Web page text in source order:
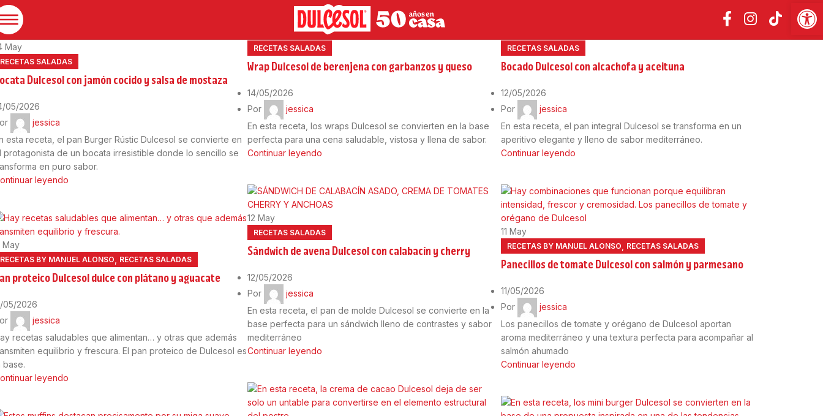
May
RECETAS SALADAS
Dulcesol con jamón cocido y salsa de mostaza
05/2026
jessica
esta receta, el pan Burger Rústic Dulcesol se convierte en
protagonista de un bocata irresistible donde lo sencillo se
en puro sabor.
leyendo
RECETAS SALADAS
Wrap Dulcesol de berenjena con garbanzos y queso
14/05/2026
Por
jessica
En esta receta, los wraps Dulcesol se convierten en la base
perfecta para una cena saludable, vistosa y llena de sabor.
Continuar leyendo
RECETAS SALADAS
Bocado Dulcesol con alcachofa y aceituna
12/05/2026
Por
jessica
En esta receta, el pan integral Dulcesol se transforma en un
aperitivo elegante y lleno de sabor mediterráneo.
Continuar leyendo
12 May
RECETAS SALADAS
Sándwich de avena Dulcesol con calabacín y cherry
12/05/2026
Por
jessica
En esta receta, el pan de molde Dulcesol se convierte en la
base perfecta para un sándwich lleno de contrastes y sabor
mediterráneo
Continuar leyendo
11 May
RECETAS BY MANUEL ALONSO RECETAS SALADAS
Panecillos de tomate Dulcesol con salmón y parmesano
11/05/2026
Por
jessica
Los panecillos de tomate y orégano de Dulcesol aportan
aroma mediterráneo y una textura perfecta para acompañar al
salmón ahumado
Continuar leyendo
May
RECETAS BY MANUEL ALONSO RECETAS SALADAS
proteico Dulcesol dulce con plátano y aguacate
05/2026
jessica
recetas saludables que alimentan… y otras que además
equilibrio y frescura. El pan proteico de Dulcesol es
base.
leyendo